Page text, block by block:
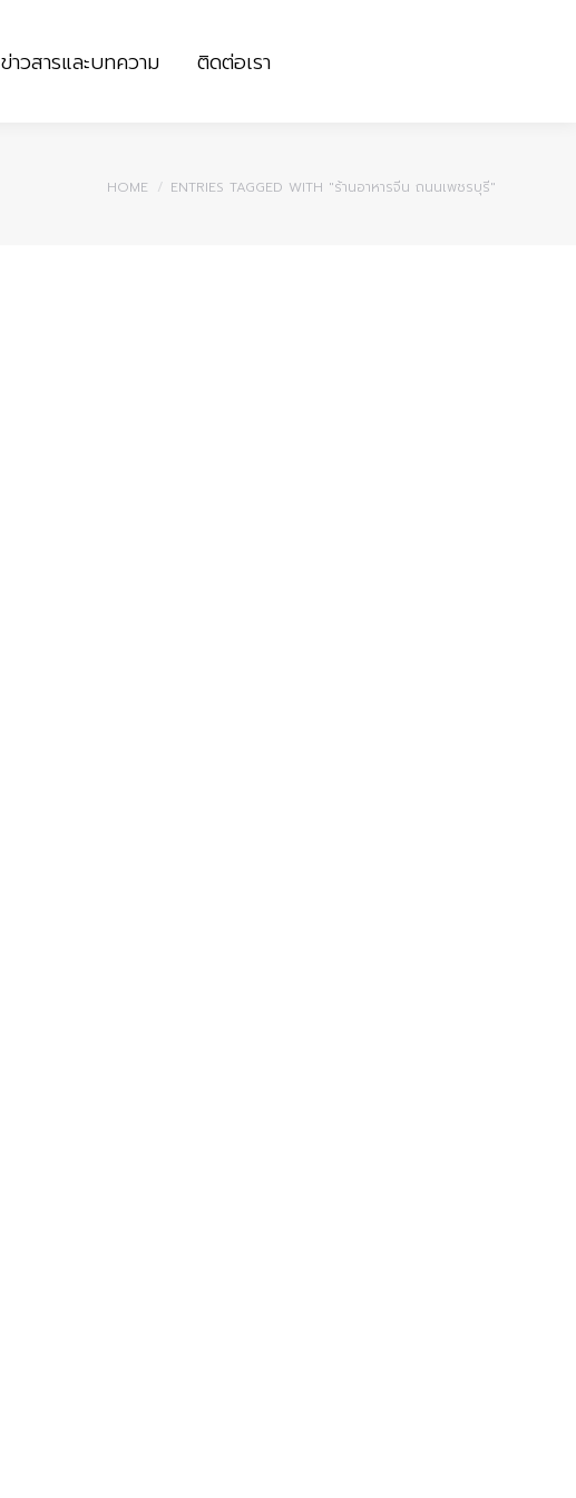
ข่าวสารและบทความ ติดต่อเรา
You are here:
HOME ENTRIES TAGGED WITH "ร้านอาหารจีน ถนนเพชรบุรี"